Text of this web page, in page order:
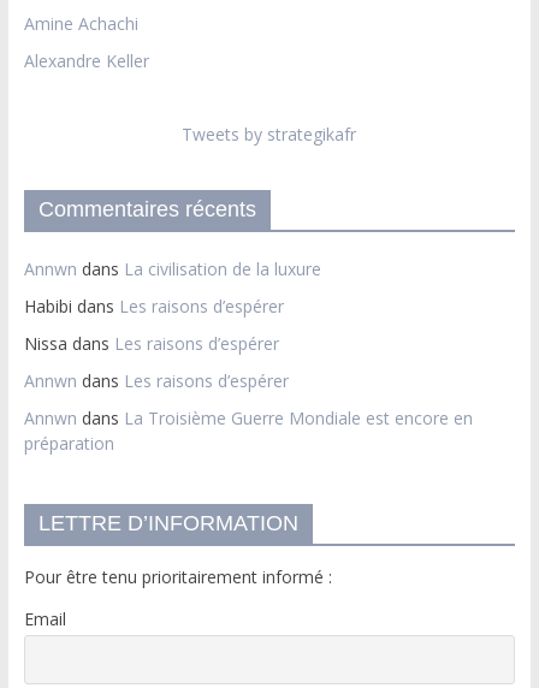
Amine Achachi
Alexandre Keller
Tweets by strategikafr
Commentaires récents
Annwn dans La civilisation de la luxure
Habibi dans Les raisons d’espérer
Nissa dans Les raisons d’espérer
Annwn dans Les raisons d’espérer
Annwn dans La Troisième Guerre Mondiale est encore en
préparation
LETTRE D’INFORMATION
Pour être tenu prioritairement informé :
Email